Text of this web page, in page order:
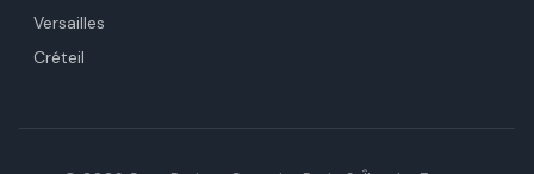
Versailles
Créteil